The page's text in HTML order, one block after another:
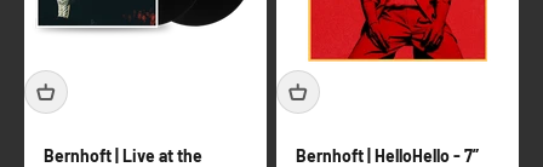
Bernhoft | Live at the
Bernhoft | HelloHello - 7”